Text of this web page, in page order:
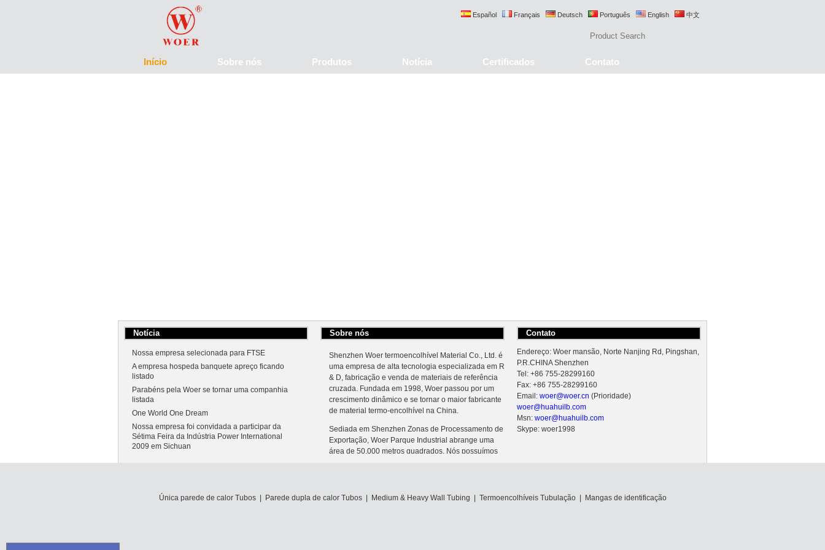
Español Français Deutsch Português English 中文
Início Sobre nós Produtos Notícia Certificados Contato
Notícia
Nossa empresa selecionada para FTSE
A empresa hospeda banquete apreço ficando
listado
Parabéns pela Woer se tornar uma companhia
listada
One World One Dream
Nossa empresa foi convidada a participar da
Sétima Feira da Indústria Power International
2009 em Sichuan
Sobre nós
Shenzhen Woer termoencolhível Material Co., Ltd. é
uma empresa de alta tecnologia especializada em R
& D, fabricação e venda de materiais de referência
cruzada. Fundada em 1998, Woer passou por um
crescimento dinâmico e se tornar o maior fabricante
de material termo-encolhível na China.
Sediada em Shenzhen Zonas de Processamento de
Exportação, Woer Parque Industrial abrange uma
área de 50.000 metros quadrados. Nós possuímos
Contato
Endereço: Woer mansão, Norte Nanjing Rd, Pingshan,
P.R.CHINA Shenzhen
Tel: +86 755-28299160
Fax: +86 755-28299160
Email: woer@woer.cn (Prioridade)
woer@huahuilb.com
Msn: woer@huahuilb.com
Skype: woer1998
Única parede de calor Tubos Parede dupla de calor Tubos Medium & Heavy Wall Tubing Termoencolhíveis Tubulação Mangas de identificação